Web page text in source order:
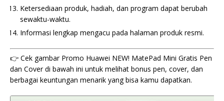
Ketersediaan produk, hadiah, dan program dapat berubah
sewaktu-waktu.
Informasi lengkap mengacu pada halaman produk resmi.
👉 Cek gambar Promo Huawei NEW! MatePad Mini Gratis Pen
dan Cover di bawah ini untuk melihat bonus pen, cover, dan
berbagai keuntungan menarik yang bisa kamu dapatkan.